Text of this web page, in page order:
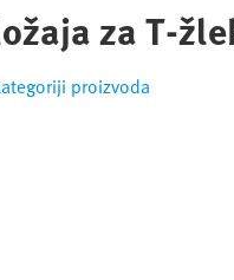
za T-
proizvoda